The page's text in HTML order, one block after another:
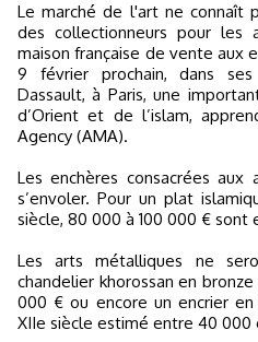
Le marché de l'art ne connaît
des collectionneurs pour les
maison française de vente aux
9 février prochain, dans
Dassault, à Paris, une
d’Orient et de l’islam,
Agency (AMA).
Les enchères consacrées
s’envoler. Pour un plat
siècle, 80 000 à 100 000 € sont
Les arts métalliques ne
chandelier khorossan en
000 € ou encore un encrier
XIIe siècle estimé entre 40 000